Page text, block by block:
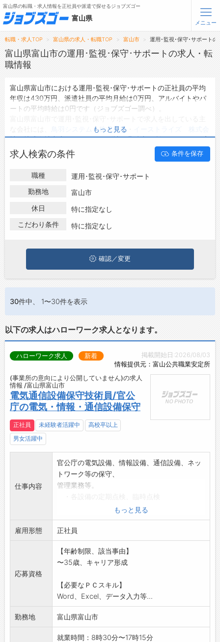
無料会員登録 ログイン
トップ
詳細情報で求人を探す
転職支援サービスについて
転職ノウハウ(応募書類の書き方・面接対策など)
転職・採用コラム
ジョブズゴーについて
お問い合わせ
富山県の転職・求人情報を正社員や派遣で探せるジョブズゴー
富山県
メニュー
転職・求人TOP 富山県の求人・転職TOP 富山市 運用･監視･保守･サポートの
富山県富山市の運用･監視･保守･サポートの求人・転
職情報
富山県富山市における運用･監視･保守･サポートの正社員の平均
年収は430万円、派遣社員の平均月給は0万円、アルバイトやパ
ートの平均時給は0円です（ジョブズゴー調べ）。
鳥羽システム 株式会社
社・株式会社中央コントロールズ社 北陸出張所などがあり、未
経験や短期等ご希望の条件で絞り込みができます。
富山県富山市の地域密着型の求人サイトであるジョブズゴーでは
富山県富山市の求人情報を20件取り扱っており、そのうち
員の求人は19件、 派遣社員の求人は0件、
アルバイト・パートの
は0件です。
第二新卒から50代・60代以上の方の再就職も可能です。 富山県
富山市で運用･監視･保守･サポートの求人・転職情報を探してい
る方は、ぜひ興味のある職種に応募してみてくださいね。
もっと見る
求人検索の条件 条件を保存
職種
運用･監視･保守･サポート
勤務地
富山市
休日
特に指定なし
こだわり条件
特に指定なし
確認／変更
30件中、 1〜30件を表示
以下の求人はハローワーク求人となります。
掲載開始日:2026/08/03
情報提供元：富山公共職業安定所
ハローワーク求人 新着
(事業所の意向により公開していません)の求人
情報 /富山県富山市
電気通信設備保守技術員/官公
庁の電気・情報・通信設備保守
正社員 未経験者活躍中
高校卒以上
男女活躍中
仕事内容
官公庁の電気設備、情報設備、通信設備、ネッ
トワーク等の保守、
管理業務等。
・各設備の障害発生時の復旧支援、故障修理
・各設備の運用操作支援
・災害発生時の災害対策機器(衛星通信設備
等)の運搬・設営・
運用
・各設備の状態監視、障害切り分け・トラブ
サポートなど。
変更範囲:変更なし
もっと見る
雇用形態 正社員
応募資格
【年齢制限、該当事由】
〜35歳、キャリア形成
【必要なＰＣスキル】
Word、Excel、データ入力等...
勤務地 富山県富山市
就業時間：8時30分〜17時15分